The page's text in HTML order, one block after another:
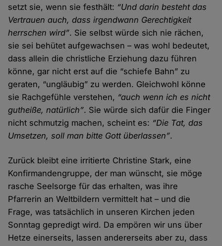
setzt sie, wenn sie festhält: “Und darin besteht das
Vertrauen auch, dass irgendwann Gerechtigkeit
herrschen wird”. Sie selbst würde sich nie rächen,
sie sei behütet aufgewachsen – was wohl bedeutet,
dass allein die christliche Erziehung dazu führen
könne, gar nicht erst auf die “schiefe Bahn” zu
geraten, “ungläubig” zu werden. Gleichwohl könne
sie Rachgefühle verstehen, “auch wenn ich es nicht
gutheiße, natürlich”. Sie würde sich dafür die Finger
nicht schmutzig machen, scheint es: “Die Tat, das
Umsetzen, soll man bitte Gott überlassen”.
Zurück bleibt eine irritierte Christine Stark, eine
Konfirmandengruppe, der man wünscht, sie möge
rasche Seelsorge für das erhalten, was ihre
Pfarrerin an Weltbildern vermittelt hat – und die
Frage, was tatsächlich in unseren Kirchen jeden
Sonntag gepredigt wird. Da empören wir uns über
Hetze einerseits, lassen andererseits aber zu, dass